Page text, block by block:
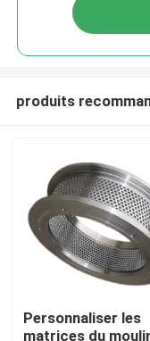
produits
Personnaliser les
matrices du